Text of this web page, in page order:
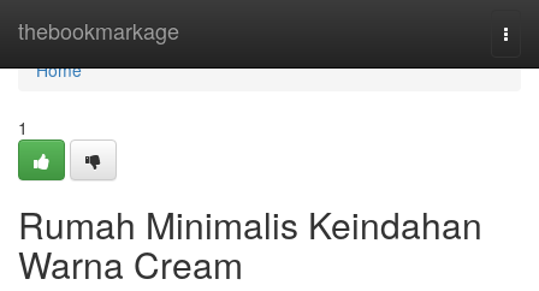
thebookmarkage
Home
Home
1
Rumah Minimalis Keindahan
Warna Cream